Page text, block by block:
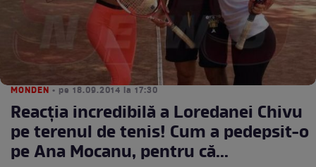
MONDEN • pe 18.09.2014 la 17:30
Reacţia incredibilă a Loredanei Chivu
pe terenul de tenis! Cum a pedepsit-o
pe Ana Mocanu, pentru că...